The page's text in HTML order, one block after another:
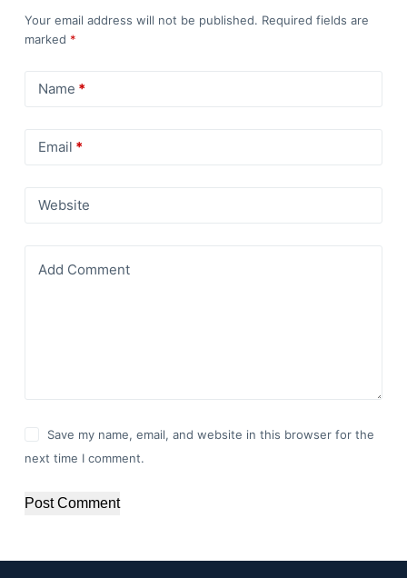
Your email address will not be published. Required fields are
marked *
Name *
Email *
Website
Add Comment
Save my name, email, and website in this browser for the
next time I comment.
Post Comment